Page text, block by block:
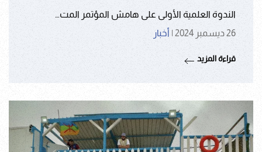
الندوة العلمية الأولى على هامش المؤتمر المت…
26 ديسمبر 2024
| أخبار
قراءة المزيد